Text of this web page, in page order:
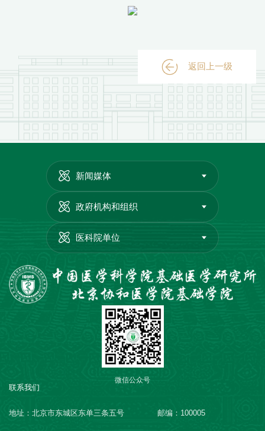
返回上一级
新闻媒体
政府机构和组织
医科院单位
联系我们
地址：北京市东城区东单三条五号 邮编：100005
微信公众号